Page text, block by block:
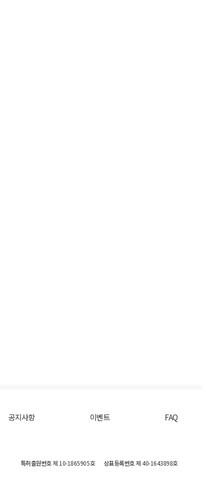
공지사항 이벤트 FAQ
특허출원번호제 10-1865905호 상표등록번호제 40-1643898호